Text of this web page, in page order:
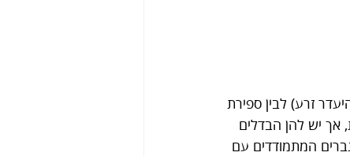
זרע) לבין ספירת
אך יש להן הבדלים
המתמודדים עם